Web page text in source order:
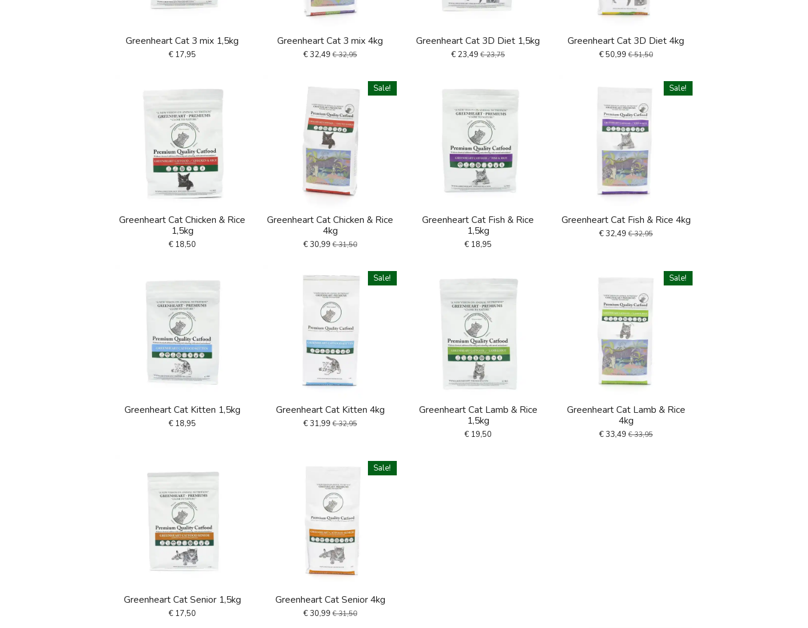
Greenheart Cat 3 mix 1,5kg
€ 17,95
Greenheart Cat 3 mix 4kg
€ 32,49 € 32,95
Greenheart Cat 3D Diet 1,5kg
€ 23,49 € 23,75
Greenheart Cat 3D Diet 4kg
€ 50,99 € 51,50
Greenheart Cat Chicken & Rice
1,5kg
€ 18,50
Sale!
Greenheart Cat Chicken & Rice
4kg
€ 30,99 € 31,50
Greenheart Cat Fish & Rice
1,5kg
€ 18,95
Sale!
Greenheart Cat Fish & Rice 4kg
€ 32,49 € 32,95
Greenheart Cat Kitten 1,5kg
€ 18,95
Sale!
Greenheart Cat Kitten 4kg
€ 31,99 € 32,95
Greenheart Cat Lamb & Rice
1,5kg
€ 19,50
Sale!
Greenheart Cat Lamb & Rice
4kg
€ 33,49 € 33,95
Greenheart Cat Senior 1,5kg
€ 17,50
Sale!
Greenheart Cat Senior 4kg
€ 30,99 € 31,50